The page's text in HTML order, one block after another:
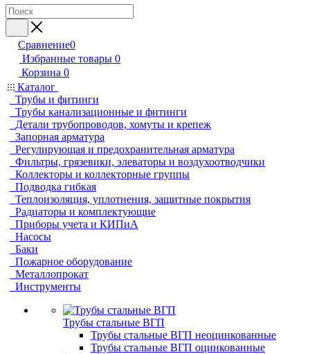
Сравнение0
Избранные товары 0
Корзина 0
Каталог
Трубы и фитинги
Трубы канализационные и фитинги
Детали трубопроводов, хомуты и крепеж
Запорная арматура
Регулирующая и предохранительная арматура
Фильтры, грязевики, элеваторы и воздухоотводчики
Коллекторы и коллекторные группы
Подводка гибкая
Теплоизоляция, уплотнения, защитные покрытия
Радиаторы и комплектующие
Приборы учета и КИПиА
Насосы
Баки
Пожарное оборудование
Металлопрокат
Инструменты
Трубы стальные ВГП
Трубы стальные ВГП неоцинкованные
Трубы стальные ВГП оцинкованные